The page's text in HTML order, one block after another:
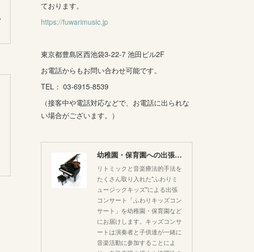
ております。
https://fuwarimusic.jp
東京都豊島区西池袋3-22-7 池田ビル2F
お電話からもお問い合わせ可能です。
TEL： 03-6915-8539
（接客中や電話対応などで、お電話に出られな
い場合がございます。）
幼稚園・保育園への出張コンサートはいかがですか♪
リトミックと音楽療法的手法を
たくさん取り入れた"ふわりミ
ュージックキッズ"による出張
コンサート「ふわりキッズコン
サート」を幼稚園・保育園など
にお届けします。キッズコンサ
ートは演奏者と子供達が一緒に
音楽活動に参加することによ